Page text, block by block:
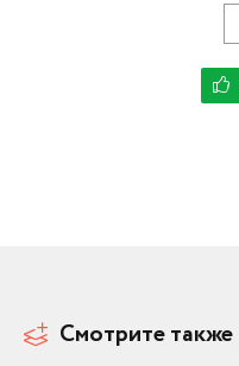
Смотрите также